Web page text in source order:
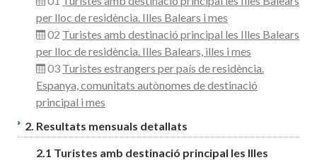
per lloc de residència. Illes Balears i mes
02 Turistes amb destinació principal les Illes Balears
per lloc de residència. Illes Balears, illes i mes
03 Turistes estrangers per país de residència.
Espanya, comunitats autònomes de destinació
principal i mes
2. Resultats mensuals detallats
2.1 Turistes amb destinació principal les Illes